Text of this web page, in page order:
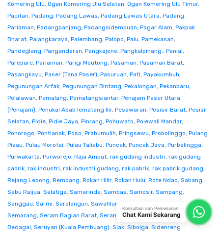
Komering Ulu, Ogan Komering Ulu Selatan, Ogan Komering Ulu Timur,
Pacitan, Padang, Padang Lawas, Padang Lawas Utara, Padang
Pariaman, Padangpanjang, Padangsidempuan, Pagar Alam, Pakpak
Bharat, Palangkaraya, Palembang, Palopo, Palu, Pamekasan,
Pandeglang, Pangandaran, Pangkajene, Pangkalpinang., Paniai,
Parepare, Pariaman, Parigi Moutong, Pasaman, Pasaman Barat,
Pasangkayu, Paser (Tana Paser), Pasuruan, Pati, Payakumbuh,
Pegunungan Arfak, Pegunungan Bintang, Pekalongan, Pekanbaru,
Pelalawan, Pemalang, Pematangsiantar, Penajam Paser Utara
(Penajam), Penukal Abab lematang Ilir, Pesawaran, Pesisir Barat, Pesisir
Selatan, Pidie, Pidie Jaya, Pinrang, Pohuwato, Polewali Mandar,
Ponorogo, Pontianak, Poso, Prabumulih, Pringsewu, Probolinggo, Pulang
Pisau, Pulau Morotai, Pulau Taliabu, Puncak, Puncak Jaya, Purbalingga,
Purwakarta, Purworejo, Raja Ampat, rak gudang industri, rak gudang
pabrik, rak industri, rak industri gudang, rak pabrik, rak pabrik gudang,
Rejang Lebong, Rembang, Rokan Hilir, Rokan Hulu, Rote Ndao, Sabang,
Sabu Raijua, Salatiga, Samarinda, Sambas, Samosir, Sampang,
Sanggau, Sarmi, Sarolangun, Sawahlunto
Semarang, Seram Bagian Barat, Seram Bagian Timur,Serang
Serdang
Bedagai, Seruyan (Kuala Pembuang), Siak, Sibolga, Sidenreng
Konsultasi dan Pemesanan
Chat Kami Sekarang